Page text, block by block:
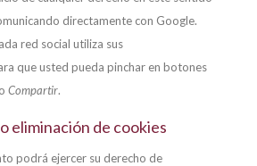
directamente con Google.
red social utiliza sus
que usted pueda pinchar en botones
o Compartir.
eliminación de cookies
podrá ejercer su derecho de